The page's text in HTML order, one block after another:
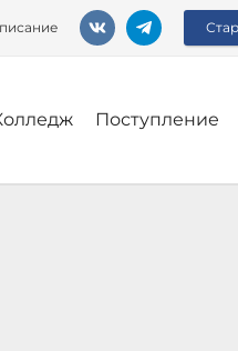
Поступление